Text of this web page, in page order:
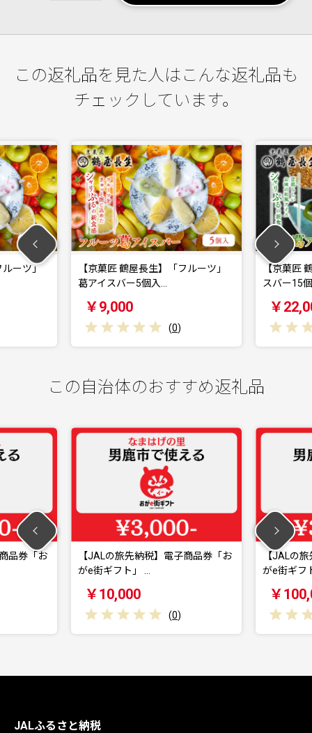
この返礼品を見た人はこんな返礼品も
チェックしています。
」
【京菓匠 鶴屋長生】「フルーツ」
葛アイスバー5個入…
￥9,000
(0)
【京菓匠 鶴屋
スバー15個入
￥22,000
この自治体のおすすめ返礼品
品券「お
【JALの旅先納税】電子商品券「お
がe街ギフト」 …
￥10,000
0)
【JALの旅
がe街ギフ
￥
JALふるさと納税